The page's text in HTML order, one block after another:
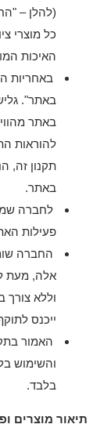
(להלן –
כל מוצרי
האיכות
באחריות
באתר".
באתר
להוראות
תקנון זה,
באתר.
לחברה
פעילות
החברה
אלה, מעת
וללא צורך
ייכנס
האמור
והשימוש
בלבד.
תיאור מוצרים